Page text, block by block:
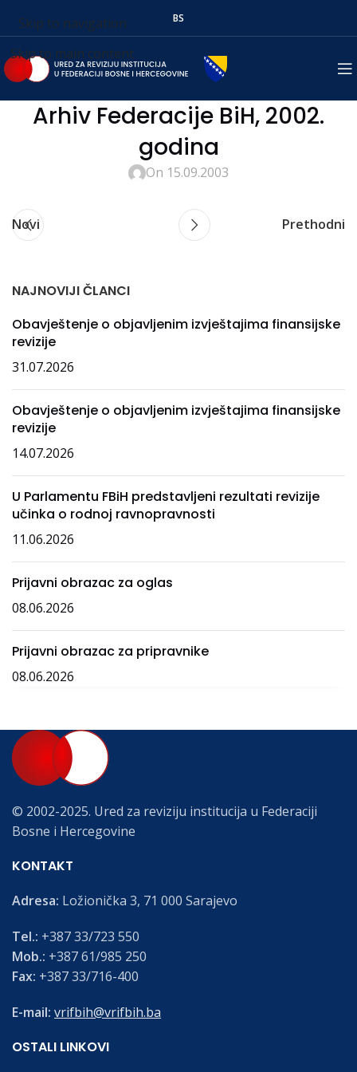
Skip to navigation
Skip to main content
BS
Arhiv Federacije BiH, 2002.
godina
On 15.09.2003
Novi Prethodni
NAJNOVIJI ČLANCI
Obavještenje o objavljenim izvještajima finansijske
revizije
31.07.2026
Obavještenje o objavljenim izvještajima finansijske
revizije
14.07.2026
U Parlamentu FBiH predstavljeni rezultati revizije
učinka o rodnoj ravnopravnosti
11.06.2026
Prijavni obrazac za oglas
08.06.2026
Prijavni obrazac za pripravnike
08.06.2026
© 2002-2025. Ured za reviziju institucija u Federaciji
Bosne i Hercegovine
KONTAKT
Adresa: Ložionička 3, 71 000 Sarajevo
Tel.: +387 33/723 550
Mob.: +387 61/985 250
Fax: +387 33/716-400
E-mail: vrifbih@vrifbih.ba
OSTALI LINKOVI